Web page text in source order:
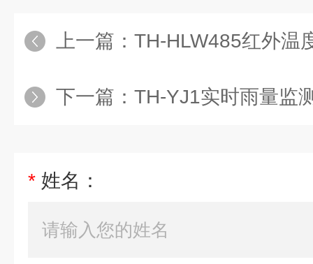
上一篇： TH-HLW485红外温
下一篇： TH-YJ1实时雨量监
* 姓名：